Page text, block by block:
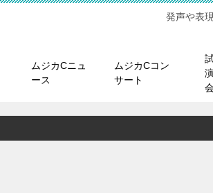
発声や表
ムジカCニュ
ース
ムジカCコン
サート